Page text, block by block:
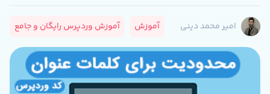
امیر محمد دینی آموزش آموزش وردپرس رایگان و جامع